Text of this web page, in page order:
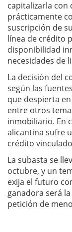
capitalizarla con
prácticamente
suscripción de
línea de crédito
disponibilidad
necesidades de
La decisión del
según las
que despierta
entre otros
inmobiliario. En
alicantina sufre
crédito
La subasta se
octubre, y un
exija el futuro
ganadora será
petición de